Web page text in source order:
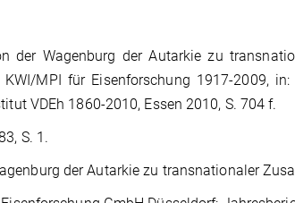
der Wagenburg der Autarkie zu
MPI für Eisenforschung 1917-2009,
VDEh 1860-2010, Essen 2010, S. 704 f.
S. 1.
der Autarkie zu transnationaler